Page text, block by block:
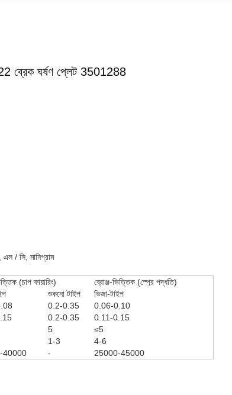
ব্রেক ঘর্ষণ প্লেট 3501288
/ সি, মানিগ্রাম
(চাপ ফায়ারিং)
ব্রোঞ্জ-ভিত্তিক (স্প্রে পদ্ধতি)
শুকনো টাইপ
ভিজা-টাইপ
0.2-0.35
0.06-0.10
0.2-0.35
0.11-0.15
5
≤5
1-3
4-6
40000 - 25000-45000